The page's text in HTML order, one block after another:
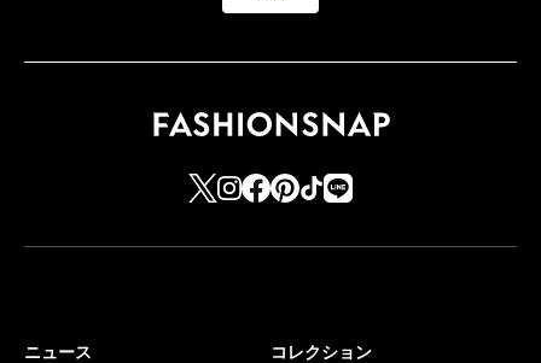
ニュース
コレクション